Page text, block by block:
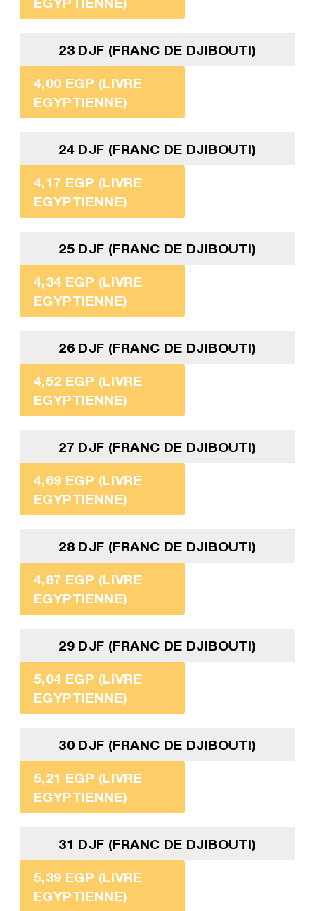
23 DJF (FRANC DE DJIBOUTI)
4,00 EGP (LIVRE
EGYPTIENNE)
24 DJF (FRANC DE DJIBOUTI)
4,17 EGP (LIVRE
EGYPTIENNE)
25 DJF (FRANC DE DJIBOUTI)
4,34 EGP (LIVRE
EGYPTIENNE)
26 DJF (FRANC DE DJIBOUTI)
4,52 EGP (LIVRE
EGYPTIENNE)
27 DJF (FRANC DE DJIBOUTI)
4,69 EGP (LIVRE
EGYPTIENNE)
28 DJF (FRANC DE DJIBOUTI)
4,87 EGP (LIVRE
EGYPTIENNE)
29 DJF (FRANC DE DJIBOUTI)
5,04 EGP (LIVRE
EGYPTIENNE)
30 DJF (FRANC DE DJIBOUTI)
5,21 EGP (LIVRE
EGYPTIENNE)
31 DJF (FRANC DE DJIBOUTI)
5,39 EGP (LIVRE
EGYPTIENNE)